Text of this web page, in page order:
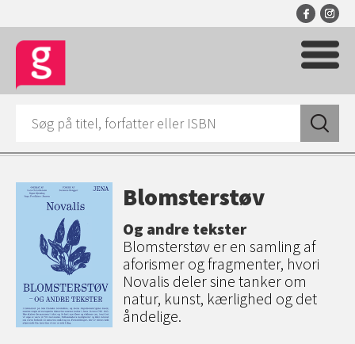
Blomsterstøv
Og andre tekster
Blomsterstøv er en samling af
aforismer og fragmenter, hvori
Novalis deler sine tanker om
natur, kunst, kærlighed og det
åndelige.